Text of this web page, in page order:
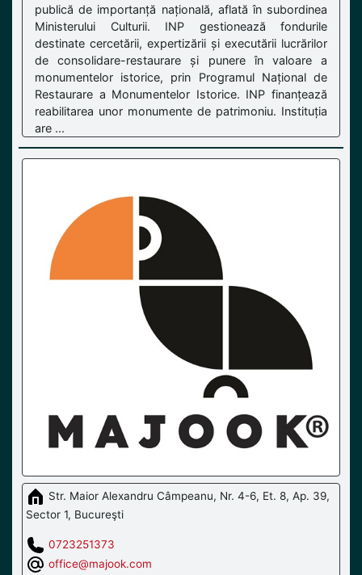
publică de importanță națională, aflată în subordinea
Ministerului Culturii. INP gestionează fondurile
destinate cercetării, expertizării și executării lucrărilor
de consolidare-restaurare și punere în valoare a
monumentelor istorice, prin Programul Național de
Restaurare a Monumentelor Istorice. INP finanțează
reabilitarea unor monumente de patrimoniu. Instituția
are ...
Str. Maior Alexandru Câmpeanu, Nr. 4-6, Et. 8, Ap. 39,
Sector 1, Bucureşti
0723251373
office@majook.com